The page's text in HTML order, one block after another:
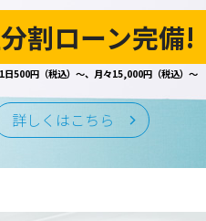
割ローン完備!
日500円（税込）～、月々15,000円（税込）～
詳しくはこちら